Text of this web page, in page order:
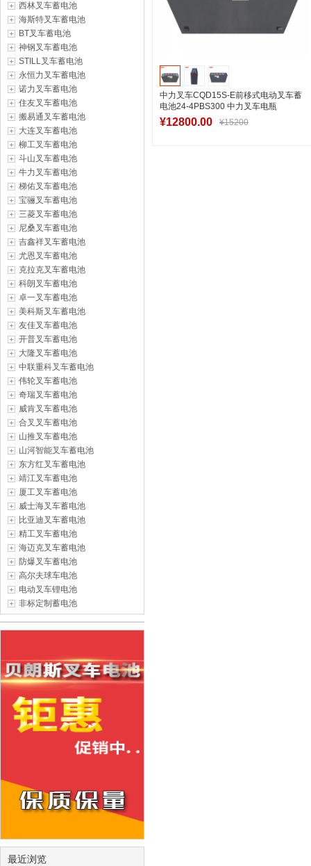
西林叉车蓄电池
海斯特叉车蓄电池
BT叉车蓄电池
神钢叉车蓄电池
STILL叉车蓄电池
永恒力叉车蓄电池
诺力叉车蓄电池
住友叉车蓄电池
搬易通叉车蓄电池
大连叉车蓄电池
柳工叉车蓄电池
斗山叉车蓄电池
牛力叉车蓄电池
梯佑叉车蓄电池
宝骊叉车蓄电池
三菱叉车蓄电池
尼桑叉车蓄电池
吉鑫祥叉车蓄电池
尤恩叉车蓄电池
克拉克叉车蓄电池
科朗叉车蓄电池
卓一叉车蓄电池
美科斯叉车蓄电池
友佳叉车蓄电池
开普叉车蓄电池
大隆叉车蓄电池
中联重科叉车蓄电池
伟轮叉车蓄电池
奇瑞叉车蓄电池
威肯叉车蓄电池
合叉叉车蓄电池
山推叉车蓄电池
山河智能叉车蓄电池
东方红叉车蓄电池
靖江叉车蓄电池
厦工叉车蓄电池
威士海叉车蓄电池
比亚迪叉车蓄电池
精工叉车蓄电池
海迈克叉车蓄电池
防爆叉车蓄电池
高尔夫球车电池
电动叉车锂电池
非标定制蓄电池
最近浏览
中力叉车CQD15S-E前移式电动叉车蓄
电池24-4PBS300 中力叉车电瓶
48V300Ah
¥12800.00 ¥15200